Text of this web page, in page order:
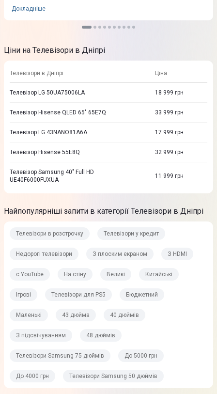
Докладніше
Ціни на Телевізори в Дніпрі
Телевізори в Дніпрі Ціна
Телевізор LG 50UA75006LA 18 999 грн
Телевізор Hisense QLED 65" 65E7Q 33 999 грн
Телевізор LG 43NANO81A6A 17 999 грн
Телевізор Hisense 55E8Q 32 999 грн
Телевізор Samsung 40" Full HD
UE40F6000FUXUA
11 999 грн
Найпопулярніші запити в категорії Телевізори в Дніпрі
Телевізори в розстрочку Телевізори у кредит
Недорогі телевізори З плоским екраном З HDMI
c YouTube На стіну Великі Китайські
Ігрові Телевізори для PS5 Бюджетний
Маленькі 43 дюйма 40 дюймів
З підсвічуванням 48 дюймів
Телевізори Samsung 75 дюймів До 5000 грн
До 4000 грн Телевізори Samsung 50 дюймів